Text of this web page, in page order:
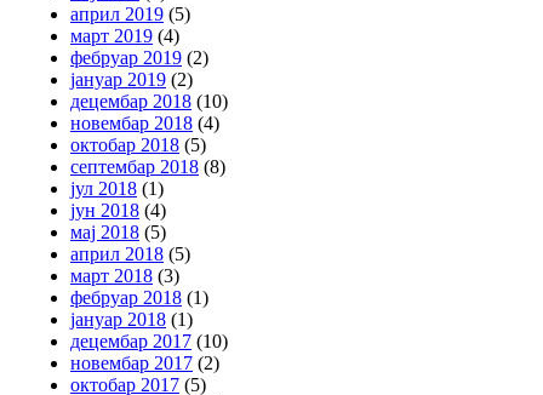
април 2019 (5)
март 2019 (4)
фебруар 2019 (2)
јануар 2019 (2)
децембар 2018 (10)
новембар 2018 (4)
октобар 2018 (5)
септембар 2018 (8)
јул 2018 (1)
јун 2018 (4)
мај 2018 (5)
април 2018 (5)
март 2018 (3)
фебруар 2018 (1)
јануар 2018 (1)
децембар 2017 (10)
новембар 2017 (2)
октобар 2017 (5)